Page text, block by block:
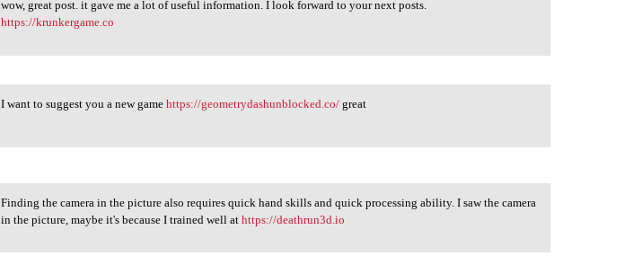
wow, great post. it gave me a
wow, great post. it gave me a lot of useful information. I look forward to your next posts.
https://krunkergame.co
I want to suggest you a new
I want to suggest you a new gamehttps://geometrydashunblocked.co/ great
Finding the camera in the
Finding the camera in the picture also requires quick hand skills and quick processing ability. I saw the camera
in the picture, maybe it's because I trained well athttps://deathrun3d.io